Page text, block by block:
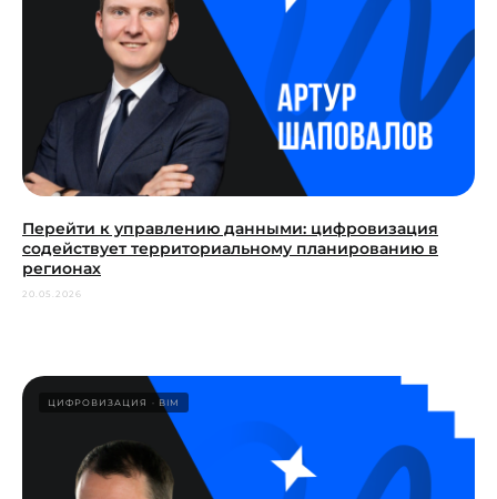
Перейти к управлению данными: цифровизация
содействует территориальному планированию в
регионах
20.05.2026
ЦИФРОВИЗАЦИЯ BIM